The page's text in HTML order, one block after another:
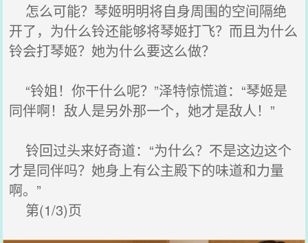
怎么可能？琴姬明明将自身周围的空间隔绝
开了，为什么铃还能够将琴姬打飞？而且为什么
铃会打琴姬？她为什么要这么做？
“铃姐！你干什么呢？”泽特惊慌道：“琴姬是
同伴啊！敌人是另外那一个，她才是敌人！”
铃回过头来好奇道：“为什么？不是这边这个
才是同伴吗？她身上有公主殿下的味道和力量
啊。”
第(1/3)页